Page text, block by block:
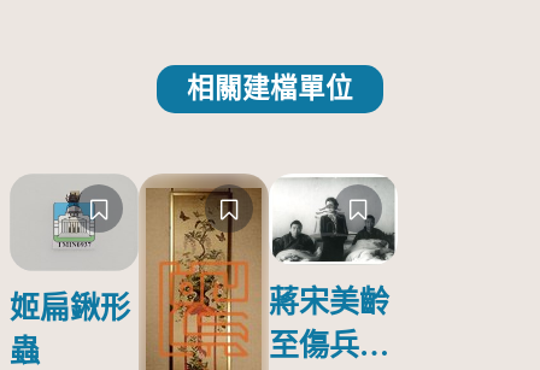
相關建檔單位
姬扁鍬形
蟲
蔣宋美齡
至傷兵醫